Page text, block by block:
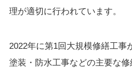
理が適切に行われています。
2022年に第1回大規模修繕工事
塗装・防水工事などの主要な